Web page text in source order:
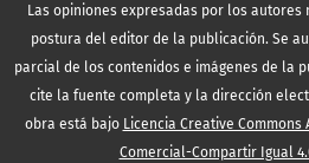
Las opiniones expresadas por los
postura del editor de la publicación. Se
parcial de los contenidos e imágenes de la
cite la fuente completa y la dirección
obra está bajo Licencia Creative
Comercial-Compartir Igual